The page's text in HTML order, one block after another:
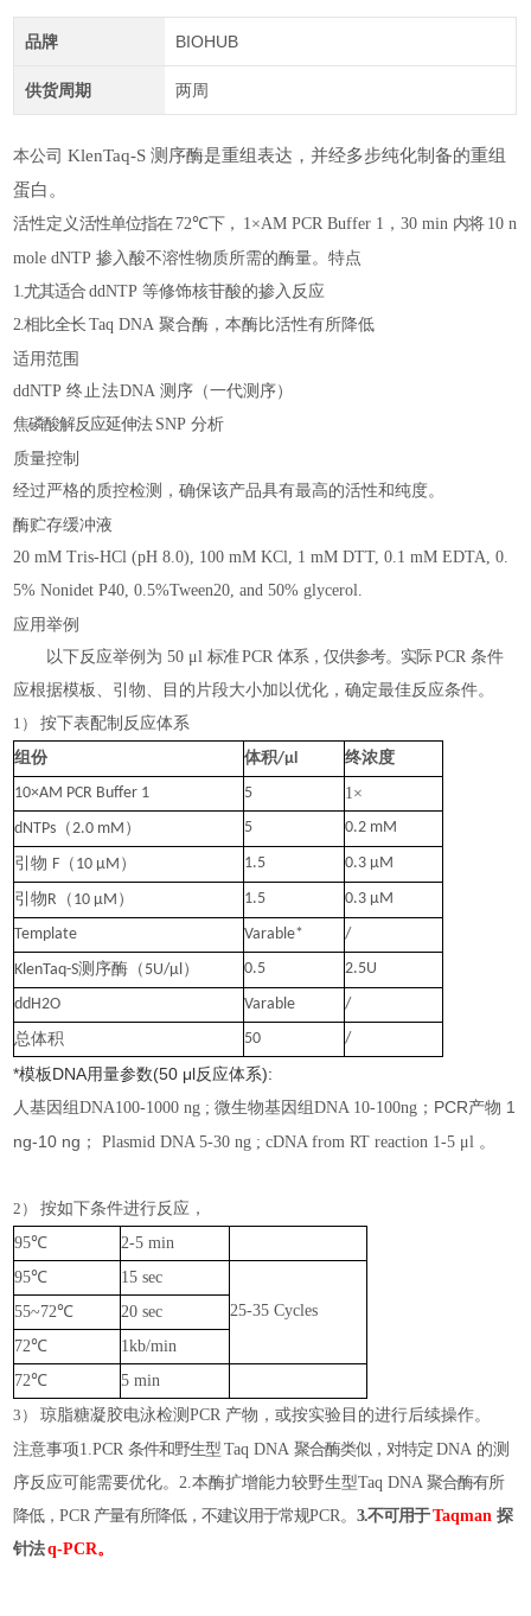
品牌 BIOHUB
供货周期 两周
本公司 KlenTaq-S测序酶是重组表达，并经多步纯化制备的重组
蛋白。
活性定义活性单位指在 72℃下， 1×AM PCR Buffer 1 ，30min 内将 10 n
mole dNTP掺入酸不溶性物质所需的酶量。特点
1.尤其适合 ddNTP 等修饰核苷酸的掺入反应
2.相比全长 Taq DNA 聚合酶，本酶比活性有所降低
适用范围
ddNTP 终止法DNA 测序（一代测序）
焦磷酸解反应延伸法 SNP 分析
质量控制
经过严格的质控检测，确保该产品具有最高的活性和纯度。
酶贮存缓冲液
20 mM Tris-HCl (pH 8.0), 100 mM KCl, 1 mM DTT, 0.1 mM EDTA, 0.
5% Nonidet P40, 0.5%Tween20, and 50% glycerol.
应用举例
以下反应举例为 50 μl标准 PCR体系，仅供参考。实际 PCR条件
应根据模板、引物、目的片段大小加以优化，确定最佳反应条件。
1）按下表配制反应体系
组份
体积/μl
终浓度
10×AM PCR Buffer 1
5
1×
dNTPs （2.0 mM ） 5
0.2 mM
引物 F （ 10 μM ） 1.5
0.3 μM
引物R （ 10 μM ） 1.5
0.3 μM
Template
Varable*
/
KlenTaq-S测序酶（ 5U/μl） 0.5
2.5U
ddH2O
Varable
/
总体积
50 /
*模板DNA用量参数(50 μl反应体系):
人基因组DNA100-1000 ng ; 微生物基因组DNA 10-100ng； PCR产物 1
ng-10 ng ； Plasmid DNA 5-30 ng ; cDNA from RT reaction 1-5 μl 。
2）按如下条件进行反应，
95℃
2-5 min
95℃
15 sec
25-35 Cycles
55~72℃
20 sec
72℃
1kb/min
72℃
5 min
3）琼脂糖凝胶电泳检测PCR 产物，或按实验目的进行后续操作。
注意事项1.PCR 条件和野生型 Taq DNA 聚合酶类似，对特定 DNA 的测
序反应可能需要优化。2.本酶扩增能力较野生型Taq DNA 聚合酶有所
降低，PCR 产量有所降低，不建议用于常规PCR。3.不可用于 Taqman 探
针法 q-PCR。